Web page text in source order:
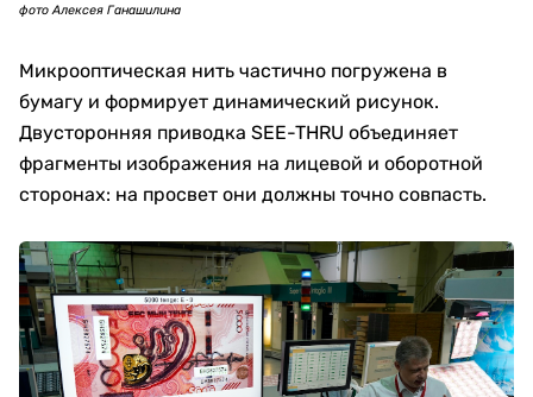
фото Алексея Ганашилина
Микрооптическая нить частично погружена в
бумагу и формирует динамический рисунок.
Двусторонняя приводка SEE-THRU объединяет
фрагменты изображения на лицевой и оборотной
сторонах: на просвет они должны точно совпасть.